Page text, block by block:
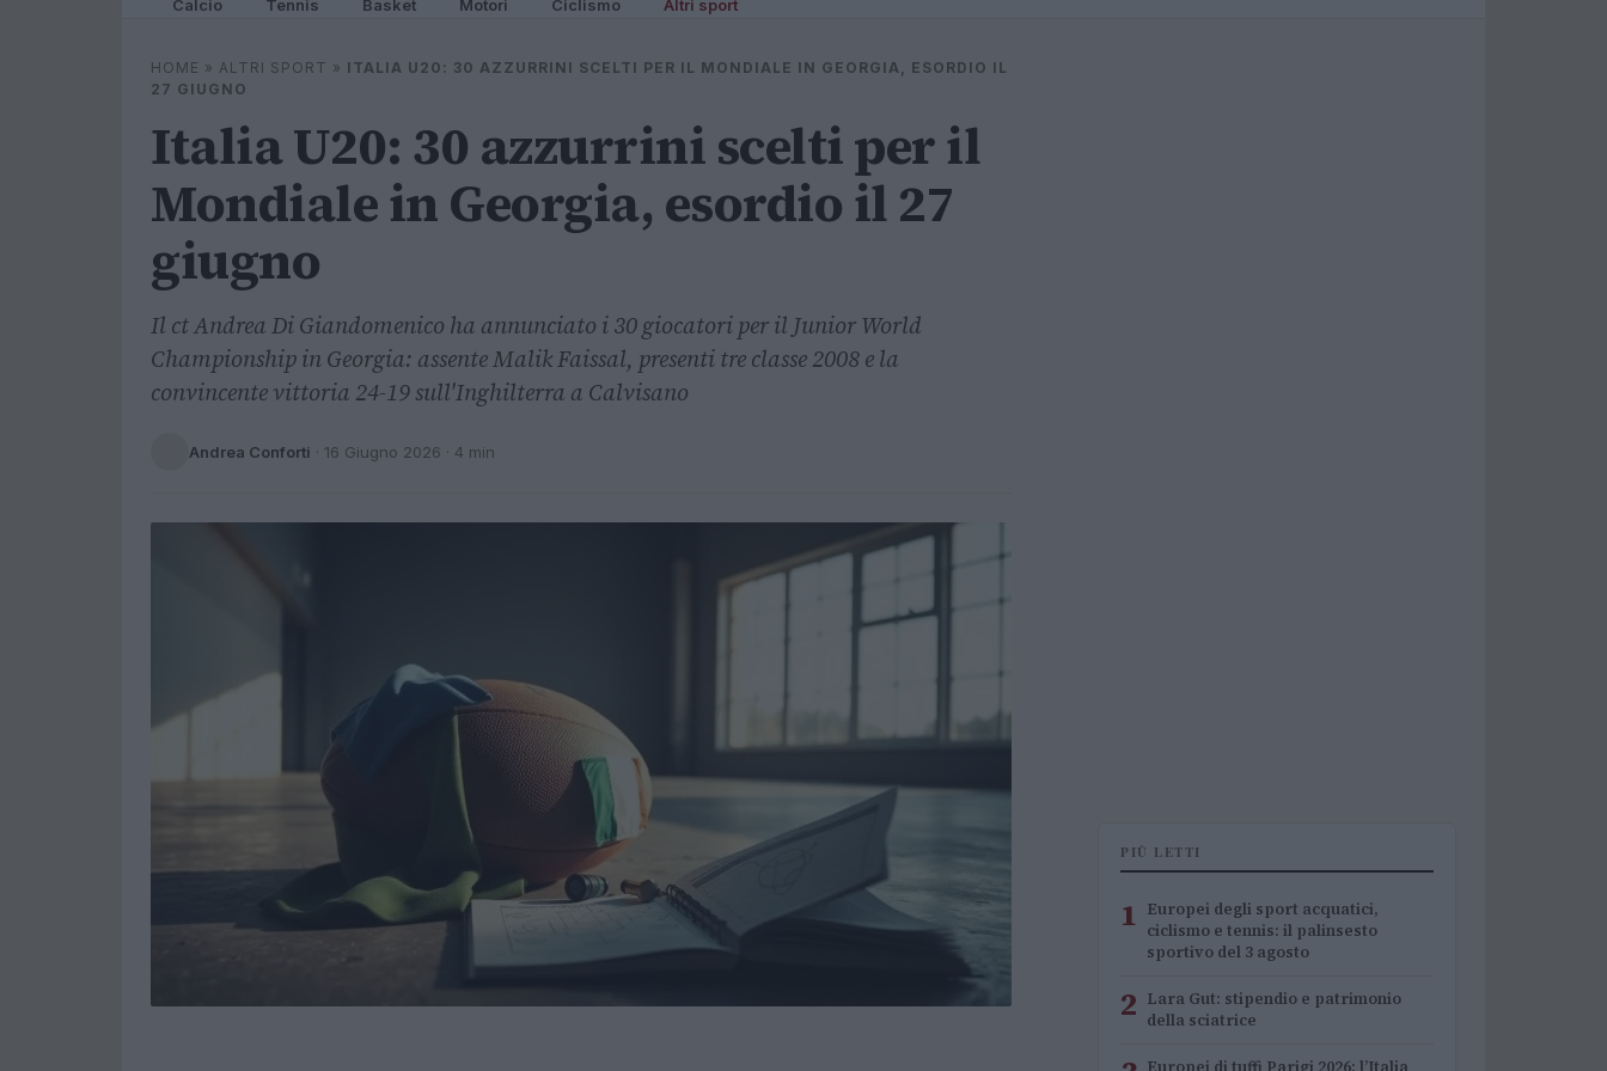
Calcio Tennis Basket Motori Ciclismo Altri sport
HOME » ALTRI SPORT » ITALIA U20: 30 AZZURRINI SCELTI PER IL MONDIALE IN GEORGIA, ESORDIO IL
27 GIUGNO
Italia U20: 30 azzurrini scelti per il
Mondiale in Georgia, esordio il 27
giugno
Il ct Andrea Di Giandomenico ha annunciato i 30 giocatori per il Junior World
Championship in Georgia: assente Malik Faissal, presenti tre classe 2008 e la
convincente vittoria 24-19 sull'Inghilterra a Calvisano
Andrea Conforti · 16 Giugno 2026 · 4 min
PIÙ LETTI
1 Europei degli sport acquatici,
ciclismo e tennis: il palinsesto
sportivo del 3 agosto
2 Lara Gut: stipendio e patrimonio
della sciatrice
Europei di tuffi Parigi 2026: l’Italia